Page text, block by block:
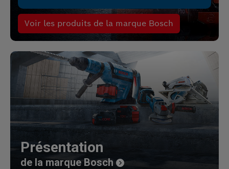
Voir les produits de la marque Bosch
Présentation
de la marque Bosch